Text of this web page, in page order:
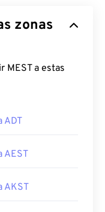
zonas
MEST a estas
ADT
AEST
AKST